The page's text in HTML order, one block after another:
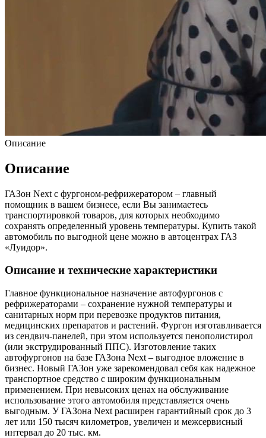
Описание
Описание
ГАЗон Next с фургоном-рефрижератором – главный
помощник в вашем бизнесе, если Вы занимаетесь
транспортировкой товаров, для которых необходимо
сохранять определенный уровень температуры. Купить такой
автомобиль по выгодной цене можно в автоцентрах ГАЗ
«Луидор».
Описание и технические характеристики
Главное функциональное назначение автофургонов с
рефрижераторами – сохранение нужной температуры и
санитарных норм при перевозке продуктов питания,
медицинских препаратов и растений. Фургон изготавливается
из сендвич-панелей, при этом используется пенополистирол
(или экструдированный ППС). Изготовление таких
автофургонов на базе ГАЗона Next – выгодное вложение в
бизнес. Новый ГАЗон уже зарекомендовал себя как надежное
транспортное средство с широким функциональным
применением. При невысоких ценах на обслуживание
использование этого автомобиля представляется очень
выгодным. У ГАЗона Next расширен гарантийный срок до 3
лет или 150 тысяч километров, увеличен и межсервисный
интервал до 20 тыс. км.